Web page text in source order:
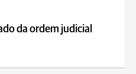
da ordem judicial